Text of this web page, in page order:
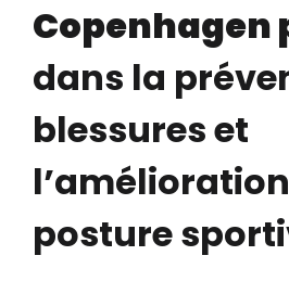
Copenhagen
dans la
blessures et
posture